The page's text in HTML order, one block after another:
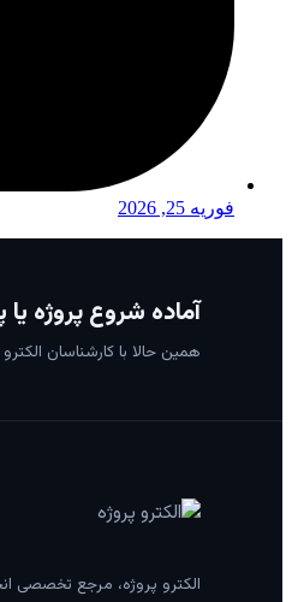
فوریه 25, 2026
آماده شروع پروژه
همین حالا با کارشناسان
الکترو پروژه، مرجع تخصصی